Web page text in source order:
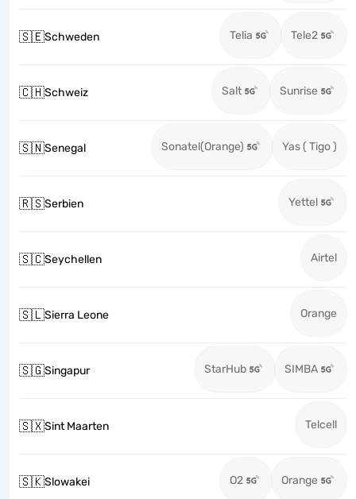
🇸🇪Schweden Telia Tele2
🇨🇭Schweiz Salt Sunrise
🇸🇳Senegal Sonatel(Orange) Yas ( Tigo )
🇷🇸Serbien Yettel
🇸🇨Seychellen Airtel
🇸🇱Sierra Leone Orange
🇸🇬Singapur StarHub SIMBA
🇸🇽Sint Maarten Telcell
🇸🇰Slowakei O2 Orange